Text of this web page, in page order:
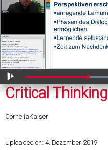
Critical Thinking
Wiedergabe Geladen:
65.54%
CorneliaKaiser
Uploaded on: 4. Dezember 2019